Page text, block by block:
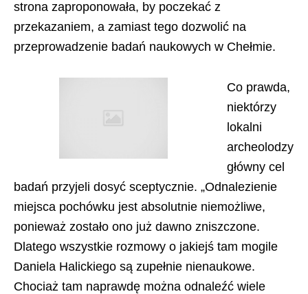
strona zaproponowała, by poczekać z
przekazaniem, a zamiast tego dozwolić na
przeprowadzenie badań naukowych w Chełmie.
Co prawda,
niektórzy
lokalni
archeolodzy
główny cel
badań przyjeli dosyć sceptycznie. „Odnalezienie
miejsca pochówku jest absolutnie niemożliwe,
ponieważ zostało ono już dawno zniszczone.
Dlatego wszystkie rozmowy o jakiejś tam mogile
Daniela Halickiego są zupełnie nienaukowe.
Chociaż tam naprawdę można odnaleźć wiele